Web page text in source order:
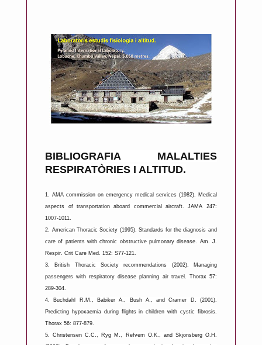
BIBLIOGRAFIA MALALTIES
RESPIRATÒRIES I ALTITUD.
1. AMA commission on emergency medical services (1982). Medical
aspects of transportation aboard commercial aircraft. JAMA 247:
1007-1011.
2. American Thoracic Society (1995). Standards for the diagnosis and
care of patients with chronic obstructive pulmonary disease. Am. J.
Respir. Crit Care Med. 152: S77-121.
3.
British Thoracic Society recommendations (2002). Managing
passengers with respiratory disease planning air travel. Thorax 57:
289-304.
4.
Buchdahl R.M., Babiker A., Bush A., and Cramer D. (2001).
Predicting hypoxaemia during flights in children with cystic fibrosis.
Thorax 56: 877-879.
5.
Christensen C.C., Ryg M., Refvem O.K., and Skjonsberg O.H.